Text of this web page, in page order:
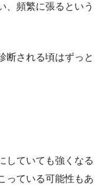
、頻繁に張るという
断される頃はずっと
していても強くなる
っている可能性もあ